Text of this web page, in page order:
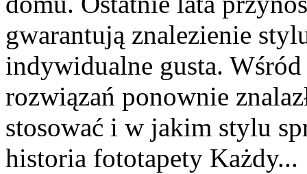
gwarantują znalezienie
indywidualne gusta.
rozwiązań ponownie
stosować i w jakim stylu
historia fototapety Każdy...